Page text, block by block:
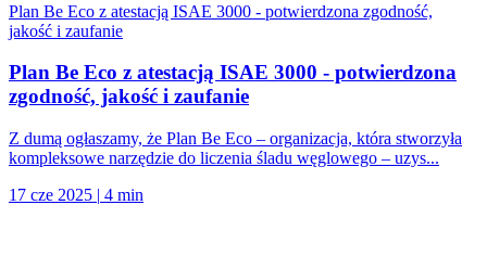
Plan Be Eco z atestacją ISAE 3000 - potwierdzona zgodność,
jakość i zaufanie
Plan Be Eco z atestacją ISAE 3000 - potwierdzona
zgodność, jakość i zaufanie
Z dumą ogłaszamy, że Plan Be Eco – organizacja, która stworzyła
kompleksowe narzędzie do liczenia śladu węglowego – uzys...
17 cze 2025 | 4 min